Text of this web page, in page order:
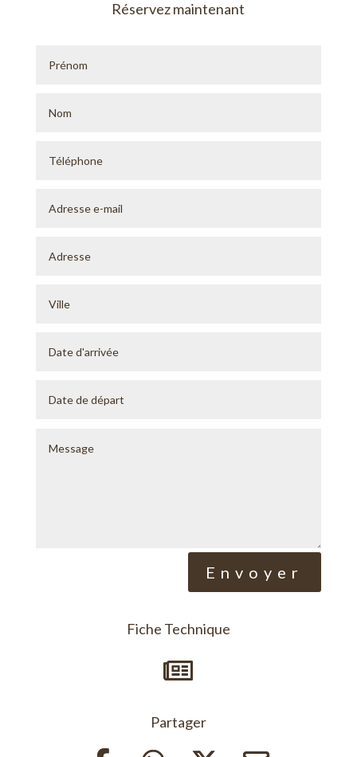
Réservez maintenant
Envoyer
Fiche Technique

Partager